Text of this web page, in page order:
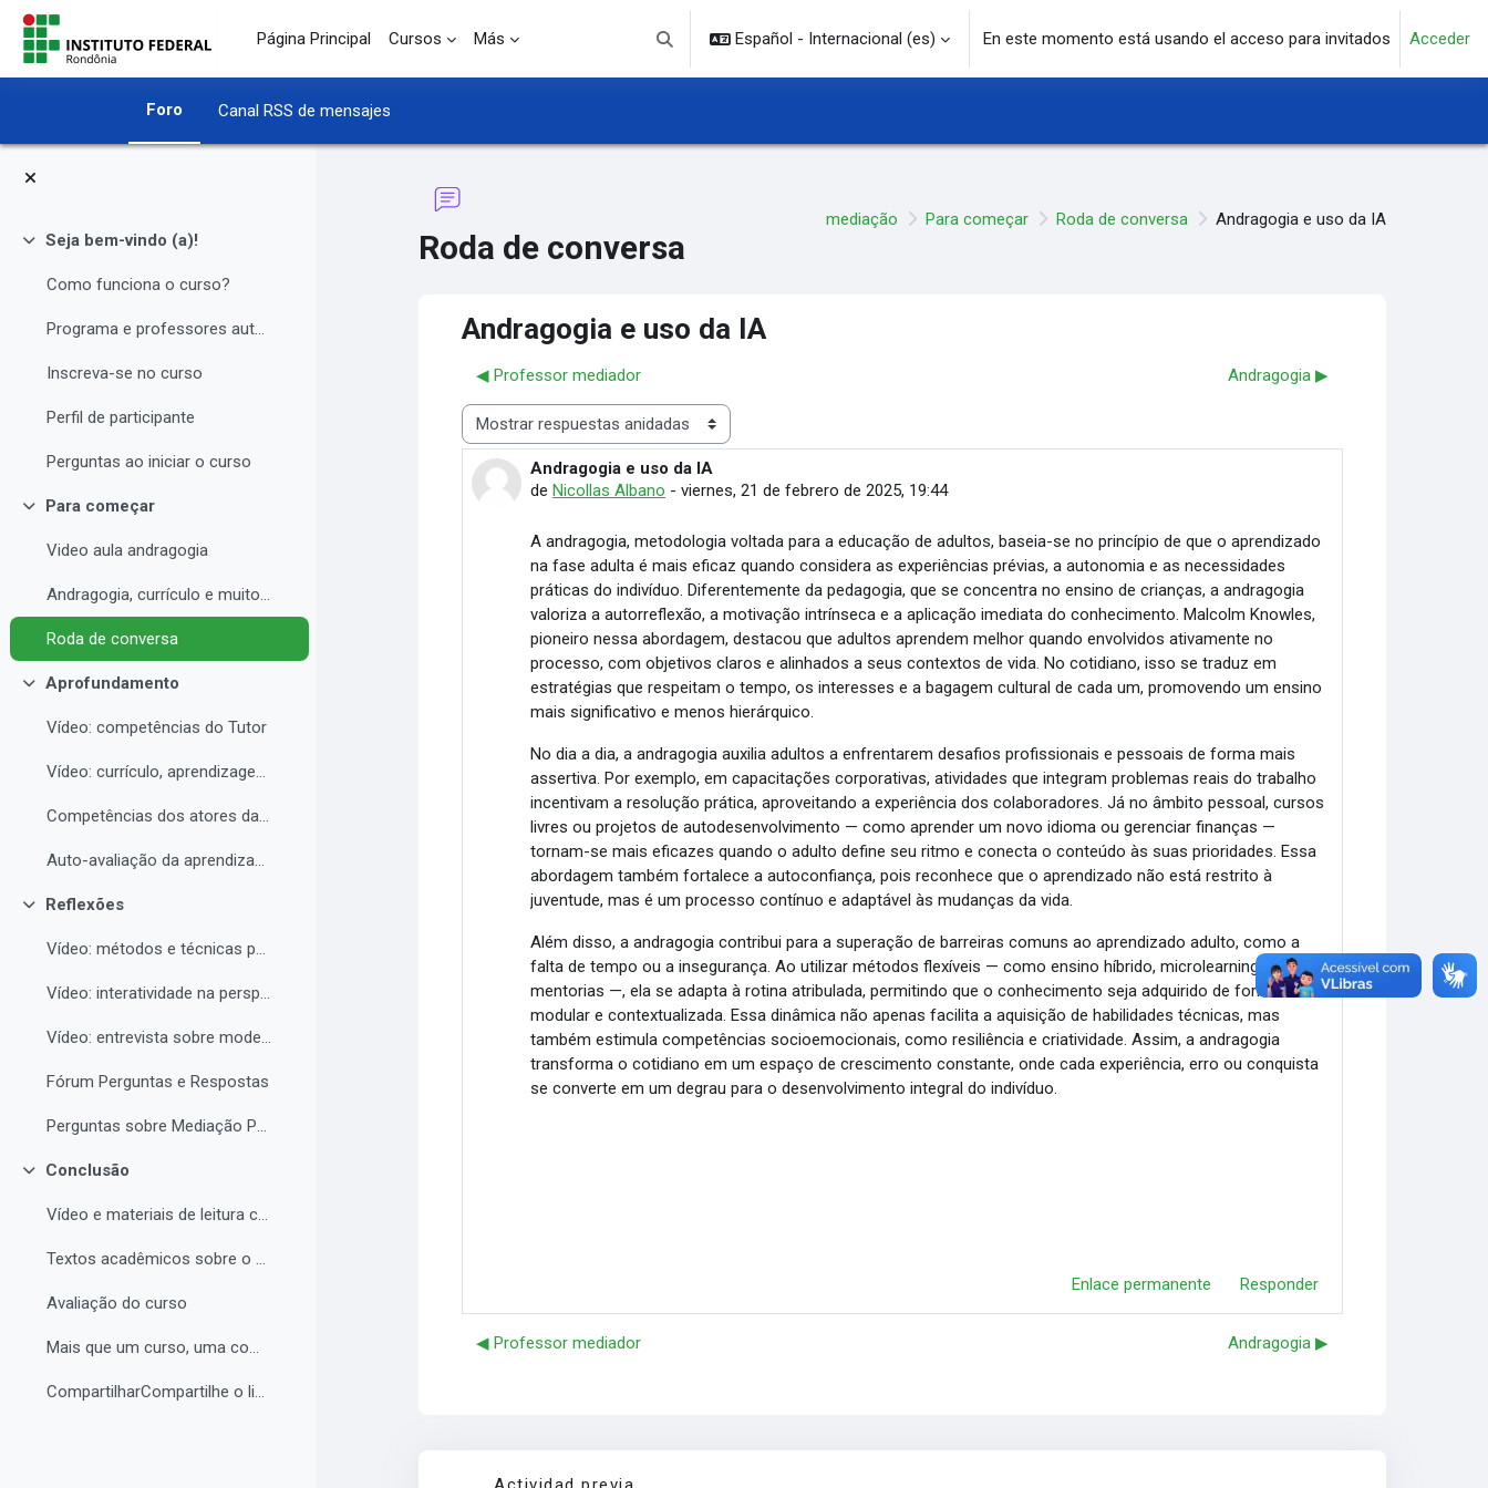
Salta al contenido principal
Página Principal
Cursos Más
Selector de búsqueda de entrada
Español - Internacional ‎(es)‎ En este momento está usando el acceso para invitados Acceder
Foro Canal RSS de mensajes
Colapsar
Seja bem-vindo (a)!
Como funciona o curso?
Programa e professores autores
Inscreva-se no curso
Perfil de participante
Perguntas ao iniciar o curso
Colapsar
Para começar
Video aula andragogia
Andragogia, currículo e muito mais
Roda de conversa
Colapsar
Aprofundamento
Vídeo: competências do Tutor
Vídeo: currículo, aprendizagem e docência para EAD
Competências dos atores da educação a distância professor, tutor e aluno
Auto-avaliação da aprendizagem
Colapsar
Reflexões
Vídeo: métodos e técnicas para EAD
Vídeo: interatividade na perspectiva de Vigotski
Vídeo: entrevista sobre modelos de tutoria e modelos de cursos a distância
Fórum Perguntas e Respostas
Perguntas sobre Mediação Pedagógica
Colapsar
Conclusão
Vídeo e materiais de leitura complementar
Textos acadêmicos sobre o curso (para aprofundamento opcional)
Avaliação do curso
Mais que um curso, uma comunidade de aprendizagem!...
CompartilharCompartilhe o link do curso em suas re...
Roda de conversa
mediação Para começar Roda de conversa Andragogia e uso da IA
Andragogia e uso da IA
◀︎ Professor mediador Andragogia ▶︎
Mostrar modo
Andragogia e uso da IA
deNicollas Albano -viernes, 21 de febrero de 2025, 19:44
Número de respuestas: 0
A andragogia, metodologia voltada para a educação de adultos, baseia-se no princípio de que o aprendizado
na fase adulta é mais eficaz quando considera as experiências prévias, a autonomia e as necessidades
práticas do indivíduo. Diferentemente da pedagogia, que se concentra no ensino de crianças, a andragogia
valoriza a autorreflexão, a motivação intrínseca e a aplicação imediata do conhecimento. Malcolm Knowles,
pioneiro nessa abordagem, destacou que adultos aprendem melhor quando envolvidos ativamente no
processo, com objetivos claros e alinhados a seus contextos de vida. No cotidiano, isso se traduz em
estratégias que respeitam o tempo, os interesses e a bagagem cultural de cada um, promovendo um ensino
mais significativo e menos hierárquico.
No dia a dia, a andragogia auxilia adultos a enfrentarem desafios profissionais e pessoais de forma mais
assertiva. Por exemplo, em capacitações corporativas, atividades que integram problemas reais do trabalho
incentivam a resolução prática, aproveitando a experiência dos colaboradores. Já no âmbito pessoal, cursos
livres ou projetos de autodesenvolvimento — como aprender um novo idioma ou gerenciar finanças —
tornam-se mais eficazes quando o adulto define seu ritmo e conecta o conteúdo às suas prioridades. Essa
abordagem também fortalece a autoconfiança, pois reconhece que o aprendizado não está restrito à
juventude, mas é um processo contínuo e adaptável às mudanças da vida.
Além disso, a andragogia contribui para a superação de barreiras comuns ao aprendizado adulto, como a
falta de tempo ou a insegurança. Ao utilizar métodos flexíveis — como ensino híbrido, microlearning ou
mentorias —, ela se adapta à rotina atribulada, permitindo que o conhecimento seja adquirido de forma
modular e contextualizada. Essa dinâmica não apenas facilita a aquisição de habilidades técnicas, mas
também estimula competências socioemocionais, como resiliência e criatividade. Assim, a andragogia
transforma o cotidiano em um espaço de crescimento constante, onde cada experiência, erro ou conquista
se converte em um degrau para o desenvolvimento integral do indivíduo.
Enlace permanente Responder
◀︎ Professor mediador Andragogia ▶︎